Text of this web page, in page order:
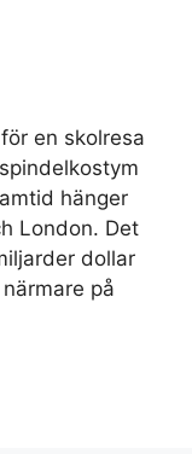
en skolresa
hänger
London. Det
dollar
på